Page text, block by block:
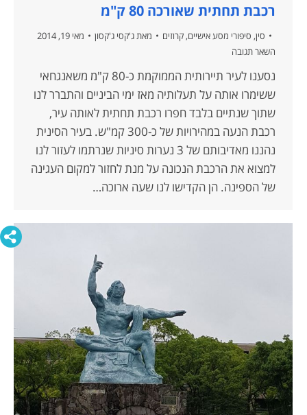
רכבת תחתית שאורכה 80 ק"מ
סין, סיפורי מסע אישיים, קרוזים מאת ג'קסי ג'קסון
מאי 19, 2014
השאר תגובה
נסענו לעיר תיירותית הממוקמת כ-80 ק"מ משאנגחאי
ששימרו אותה על תעלותיה מאז ימי הביניים והתברר לנו
שתוך שנתיים בלבד חפרו רכבת תחתית לאותה עיר,
רכבת הנעה במהירויות של כ-300 קמ"ש. בעיר הסינית
נהננו מאדיבותם של 3 נערות סיניות שנרתמו לעזור לנו
למצוא את הרכבת הנכונה על מנת לחזור למקום העגינה
של הספינה. הן הקדישו לנו שעה ארוכה…